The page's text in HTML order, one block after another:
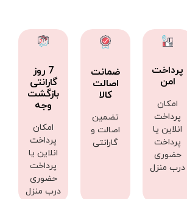
پرداخت
امن
امکان
پرداخت
انلاین یا
پرداخت
حضوری
درب منزل
ضمانت
اصالت
کالا
تضمین
اصالت و
گارانتی
7 روز
گارانتی
بازگشت
وجه
امکان
پرداخت
انلاین یا
پرداخت
حضوری
درب منزل